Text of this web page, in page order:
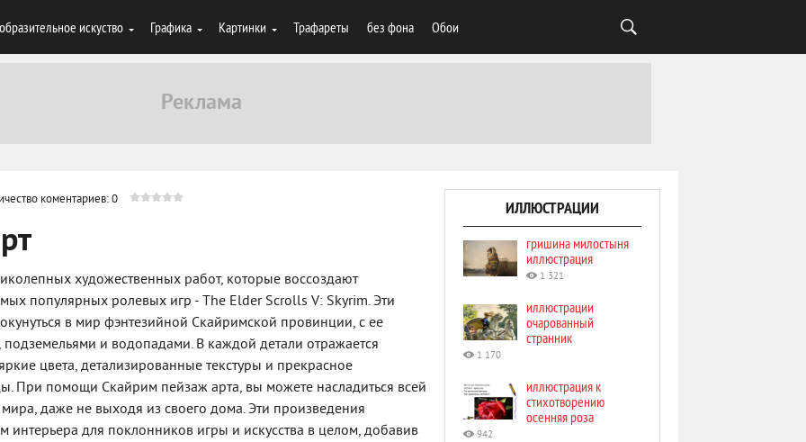
искуство Графика Картинки Трафареты без фона Обои
коментариев: 0
художественных работ, которые воссоздают
популярных ролевых игр - The Elder Scrolls V: Skyrim. Эти
в мир фэнтезийной Скайримской провинции, с ее
и водопадами. В каждой детали отражается
цвета, детализированные текстуры и прекрасное
При помощи Скайрим пейзаж арта, вы можете насладиться всей
даже не выходя из своего дома. Эти произведения
интерьера для поклонников игры и искусства в целом, добавив
ИЛЛЮСТРАЦИИ
гришина милостыня
иллюстрация
1 321
иллюстрации
очарованный
странник
1 170
иллюстрация к
стихотворению
осенняя роза
942